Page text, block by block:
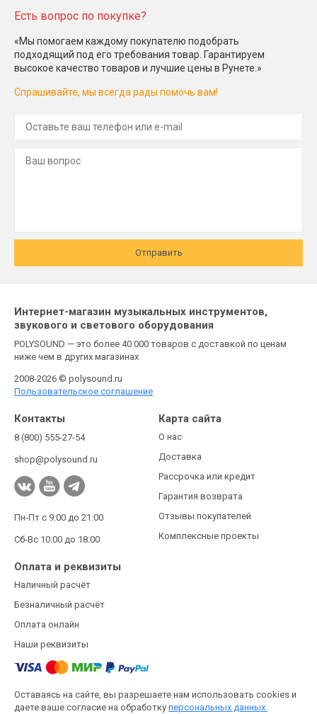
Есть вопрос по покупке?
«Мы помогаем каждому покупателю подобрать
подходящий под его требования товар. Гарантируем
высокое качество товаров и лучшие цены в Рунете.»
Спрашивайте, мы всегда рады помочь вам!
Отправить
Интернет-магазин музыкальных инструментов,
звукового и светового оборудования
POLYSOUND — это более 40 000 товаров с доставкой по ценам
ниже чем в других магазинах
2008-2026 © polysound.ru
Пользовательское соглашение
Контакты
8 (800) 555-27-54
shop@polysound.ru
Пн-Пт с 9:00 до 21:00
Сб-Вс 10:00 до 18:00
Карта сайта
О нас
Доставка
Рассрочка или кредит
Гарантия возврата
Отзывы покупателей
Комплексные проекты
Оплата и реквизиты
Наличный расчёт
Безналичный расчёт
Оплата онлайн
Наши реквизиты
Оставаясь на сайте, вы разрешаете нам использовать cookies и
даете ваше согласие на обработку персональных данных.